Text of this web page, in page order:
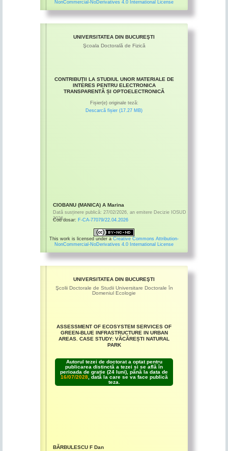
NonCommercial-NoDerivatives 4.0 International License
UNIVERSITATEA DIN BUCUREŞTI
Şcoala Doctorală de Fizică
CONTRIBUȚII LA STUDIUL UNOR MATERIALE DE
INTERES PENTRU ELECTRONICA
TRANSPARENTĂ ȘI OPTOELECTRONICĂ
Fișier(e) originale teză:
Descarcă fișier (17.27 MB)
CIOBANU (MANICA) A Marina
Dată susținere publică: 27/02/2026 an emitere Decizie IOSUD
2026
Cod dosar: F-CA-77079/22.04.2026
This work is licensed under a Creative Commons Attribution-
NonCommercial-NoDerivatives 4.0 International License
UNIVERSITATEA DIN BUCUREŞTI
Şcolii Doctorale de Studii Universitare Doctorale în
Domeniul Ecologie
ASSESSMENT OF ECOSYSTEM SERVICES OF
GREEN-BLUE INFRASTRUCTURE IN URBAN
AREAS. CASE STUDY: VĂCĂREȘTI NATURAL
PARK
Autorul tezei de doctorat a optat pentru
publicarea distinctă a tezei și se află în
perioada de grație (24 luni), până la data de
16/07/2028, dată la care se va face publică
teza.
BĂRBULESCU F Dan